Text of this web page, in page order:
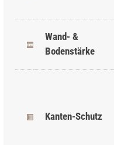
Wand- &
Bodenstärke
Kanten-Schutz